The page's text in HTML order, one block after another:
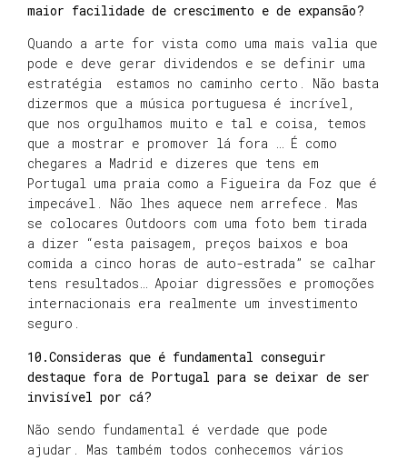
maior facilidade de crescimento e de expansão?
Quando a arte for vista como uma mais valia que
pode e deve gerar dividendos e se definir uma
estratégia estamos no caminho certo. Não basta
dizermos que a música portuguesa é incrível,
que nos orgulhamos muito e tal e coisa, temos
que a mostrar e promover lá fora … É como
chegares a Madrid e dizeres que tens em
Portugal uma praia como a Figueira da Foz que é
impecável. Não lhes aquece nem arrefece. Mas
se colocares Outdoors com uma foto bem tirada
a dizer “esta paisagem, preços baixos e boa
comida a cinco horas de auto-estrada” se calhar
tens resultados… Apoiar digressões e promoções
internacionais era realmente um investimento
seguro.
10.Consideras que é fundamental conseguir
destaque fora de Portugal para se deixar de ser
invisível por cá?
Não sendo fundamental é verdade que pode
ajudar. Mas também todos conhecemos vários